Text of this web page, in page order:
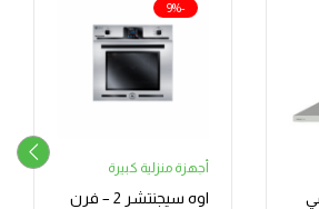
-9%
أجهزة منزلية كبيرة
اوه سيجنتشر 2 – فرن